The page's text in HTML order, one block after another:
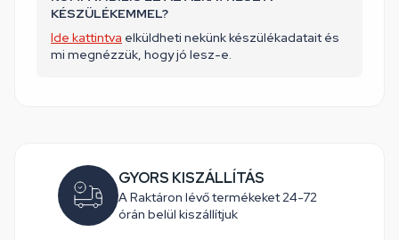
KÉSZÜLÉKEMMEL?
Ide kattintva elküldheti nekünk készülékadatait és
mi megnézzük, hogy jó lesz-e.
GYORS KISZÁLLÍTÁS
A Raktáron lévő termékeket 24-72
órán belül kiszállítjuk